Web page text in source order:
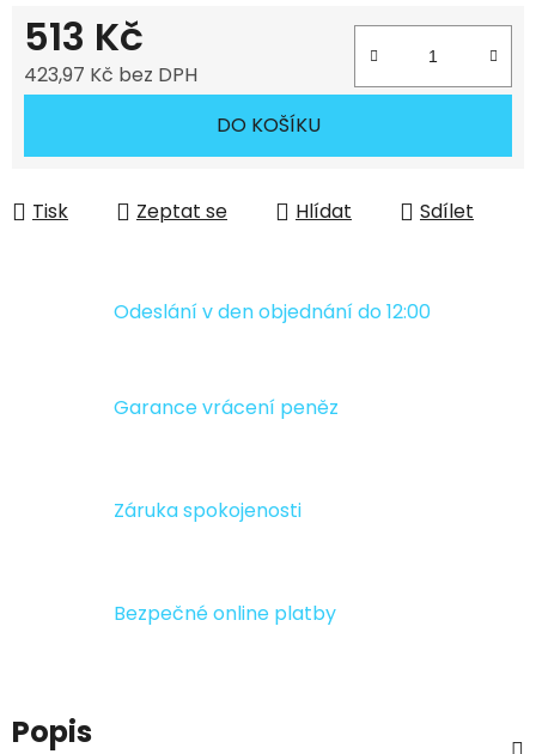
513 Kč
423,97 Kč bez DPH
DO KOŠÍKU
Tisk Zeptat se Hlídat Sdílet
Odeslání v den objednání do 12:00
Garance vrácení peněz
Záruka spokojenosti
Bezpečné online platby
Popis